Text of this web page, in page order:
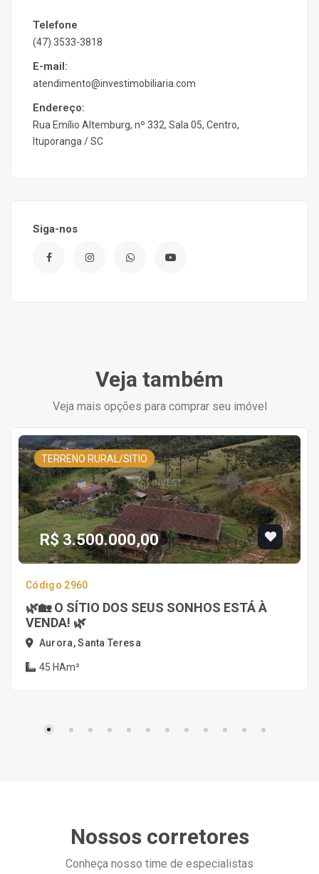
Telefone
(47) 3533-3818
E-mail:
atendimento@investimobiliaria.com
Endereço:
Rua Emílio Altemburg, nº 332, Sala 05, Centro,
Ituporanga / SC
Siga-nos
Veja também
Veja mais opções para comprar seu imóvel
TERRENO RURAL/SITIO
R$ 3.500.000,00
Código 2960
🌿🏡 O SÍTIO DOS SEUS SONHOS ESTÁ À
VENDA! 🌿
Aurora, Santa Teresa
45 HAm²
Nossos corretores
Conheça nosso time de especialistas